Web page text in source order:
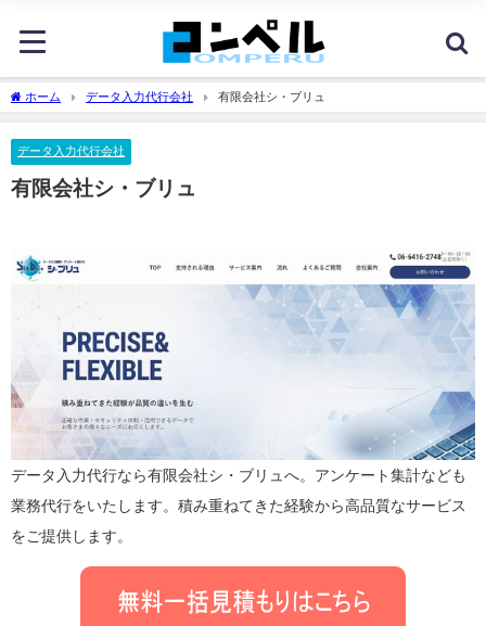
ホーム データ入力代行会社 有限会社シ・ブリュ
データ入力代行会社
有限会社シ・ブリュ
データ入力代行なら有限会社シ・ブリュ へ。アンケート集計なども
業務代行をいたします。 積み重ねてきた経験から高品質なサービス
をご提供します。